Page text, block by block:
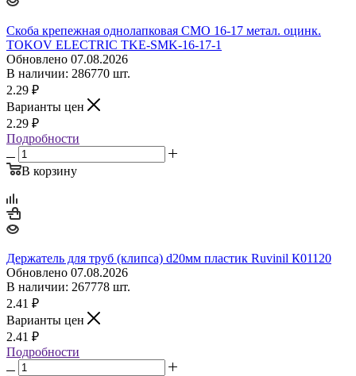
Скоба крепежная однолапковая СМО 16-17 метал. оцинк.
TOKOV ELECTRIC TKE-SMK-16-17-1
Обновлено 07.08.2026
В наличии: 286770 шт.
2.29 ₽
Варианты цен
2.29 ₽
Подробности
В корзину
Держатель для труб (клипса) d20мм пластик Ruvinil К01120
Обновлено 07.08.2026
В наличии: 267778 шт.
2.41 ₽
Варианты цен
2.41 ₽
Подробности